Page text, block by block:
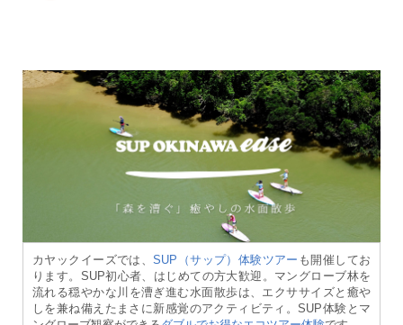
カヤックイーズでは、SUP（サップ）体験ツアー も開催してお
ります。SUP初心者、はじめての方大歓迎。マングローブ林を
流れる穏やかな川を漕ぎ進む水面散歩は、エクササイズと癒や
しを兼ね備えたまさに新感覚のアクティビティ。SUP体験とマ